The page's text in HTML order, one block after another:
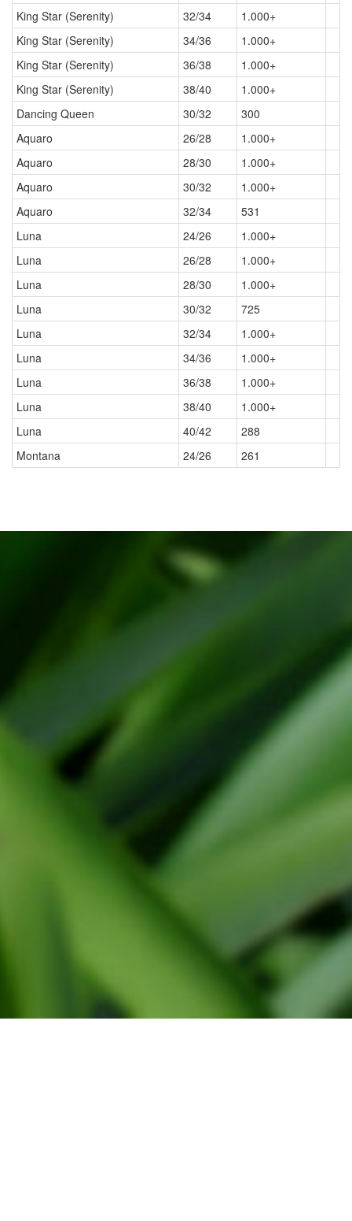
King Star (Serenity)
32/34
1.000+
King Star (Serenity)
34/36
1.000+
King Star (Serenity)
36/38
1.000+
King Star (Serenity)
38/40
1.000+
Dancing Queen
30/32
300
Aquaro
26/28
1.000+
Aquaro
28/30
1.000+
Aquaro
30/32
1.000+
Aquaro
32/34
531
Luna
24/26
1.000+
Luna
26/28
1.000+
Luna
28/30
1.000+
Luna
30/32
725
Luna
32/34
1.000+
Luna
34/36
1.000+
Luna
36/38
1.000+
Luna
38/40
1.000+
Luna
40/42
288
Montana
24/26 261